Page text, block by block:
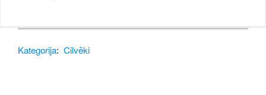
Kategorija: Cilvēki